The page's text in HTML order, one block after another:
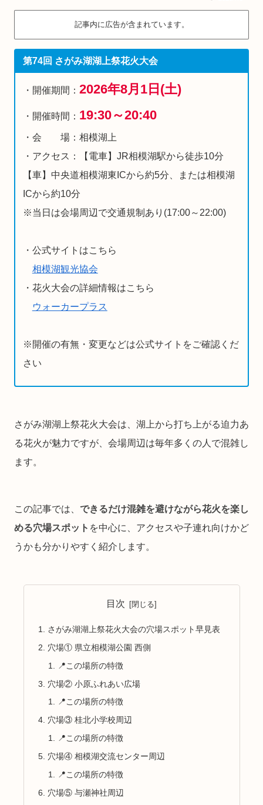
記事内に広告が含まれています。
第74回 さがみ湖湖上祭花火大会
・開催期間： 2026年8月1日(土)
・開催時間： 19:30～20:40
・会 場：相模湖上
・アクセス：【電車】JR相模湖駅から徒歩10分
【車】中央道相模湖東ICから約5分、または相模湖
ICから約10分
※当日は会場周辺で交通規制あり(17:00～22:00)
・公式サイトはこちら
相模湖観光協会
・花火大会の詳細情報はこちら
ウォーカープラス
※開催の有無・変更などは公式サイトをご確認くだ
さい
さがみ湖湖上祭花火大会は、湖上から打ち上がる迫力あ
る花火が魅力ですが、会場周辺は毎年多くの人で混雑し
ます。
この記事では、 できるだけ混雑を避けながら花火を楽し
める穴場スポット を中心に、アクセスや子連れ向けかど
うかも分かりやすく紹介します。
目次
さがみ湖湖上祭花火大会の穴場スポット早見表
穴場① 県立相模湖公園 西側
📍この場所の特徴
穴場② 小原ふれあい広場
📍この場所の特徴
穴場③ 桂北小学校周辺
📍この場所の特徴
穴場④ 相模湖交流センター周辺
📍この場所の特徴
穴場⑤ 与瀬神社周辺